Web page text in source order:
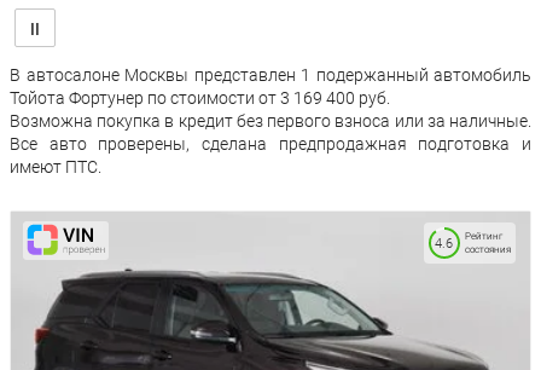
II
В автосалоне Москвы представлен 1 подержанный автомобиль
Тойота Фортунер по стоимости от 3 169 400 руб.
Возможна покупка в кредит без первого взноса или за наличные.
Все авто проверены, сделана предпродажная подготовка и
имеют ПТС.
Рейтинг
состояния
4.6